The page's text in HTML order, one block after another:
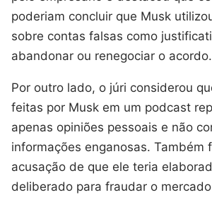
poderiam concluir que Musk
sobre contas falsas como
abandonar ou renegociar o acordo.
Por outro lado, o júri considerou
feitas por Musk em um podcast
apenas opiniões pessoais e não
informações enganosas. Também
acusação de que ele teria
deliberado para fraudar o